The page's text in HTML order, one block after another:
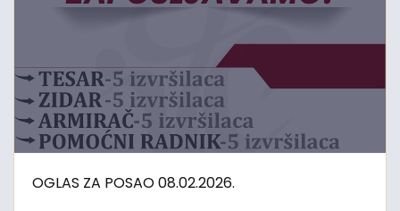
OGLAS ZA POSAO 08.02.2026.